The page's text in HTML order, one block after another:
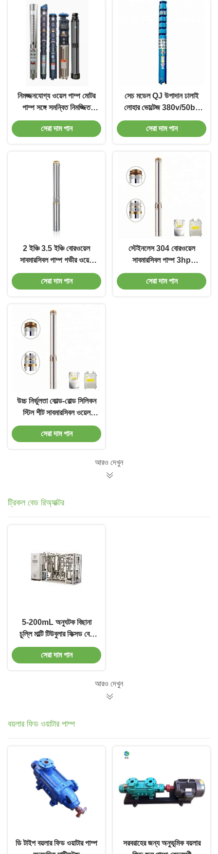
নিমজ্জনযোগ্য ওয়েল পাম্প মোটর
পাম্প সঙ্গে সমন্বিত নিমজ্জিত
ভূগর্ভস্থ ভাল পাম্পিং জন্য
সেরা দাম পান
সেচ মডেল QJ উপাদান ঢালাই
লোহার ভোল্টেজ 380v/50bz
জন্য উচ্চ দক্ষতা বোরওয়েল
সাবমারসিবল পাম্প
সেরা দাম পান
2 ইঞ্চি 3.5 ইঞ্চি বোরওয়েল
সাবমারসিবল পাম্প গভীর ওয়েল
মাল্টিস্টেজ সাবমারসিবল পাম্প
সেরা দাম পান
স্টেইনলেস 304 বোরওয়েল
সাবমারসিবল পাম্প 3hp
সাবমারসিবল ওয়েল পাম্প
হার্মেটিকভাবে সিল করা মোটর
সেরা দাম পান
উচ্চ নির্ভুলতা কোল্ড-রোল্ড সিলিকন
স্টিল শীট সাবমারসিবল ওয়েল
বোরহোল ওয়াটার পাম্প
সেরা দাম পান
আরও দেখুন
ট্রিকল বেড রিঅ্যাক্টর
5-200mL অনুঘটক বিছানা
চুল্লি মাল্টি টিউবুলার ফিক্সড বেড
চুল্লি
সেরা দাম পান
আরও দেখুন
বয়লার ফিড ওয়াটার পাম্প
ডি টাইপ বয়লার ফিড ওয়াটার পাম্প
সরবরাহের জন্য অনুভূমিক বয়লার